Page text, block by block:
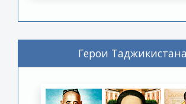
Герои Таджикистана